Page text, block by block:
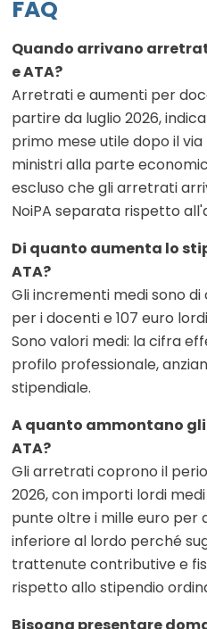
FAQ
Quando arrivano
e ATA?
Arretrati e aumenti per
partire da luglio 2026,
primo mese utile dopo il
ministri alla parte
escluso che gli arretrati
NoiPA separata rispetto
Di quanto aumenta lo
ATA?
Gli incrementi medi sono di
per i docenti e 107 euro
Sono valori medi: la cifra
profilo professionale,
stipendiale.
A quanto ammontano
ATA?
Gli arretrati coprono il
2026, con importi lordi
punte oltre i mille euro per
inferiore al lordo perché
trattenute contributive e
rispetto allo stipendio